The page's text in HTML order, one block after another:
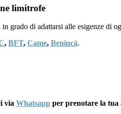
limitrofe
grado di adattarsi alle esigenze di
, BFT, Came, Benincà.
via Whatsapp per prenotare la tua